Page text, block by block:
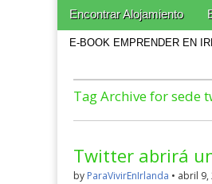
Main menu
Skip to content
Encontrar Alojamiento
E-BOOK EMPRENDER EN
Tag Archive for sede
Twitter abrirá
by ParaVivirEnIrlanda • abril 9,